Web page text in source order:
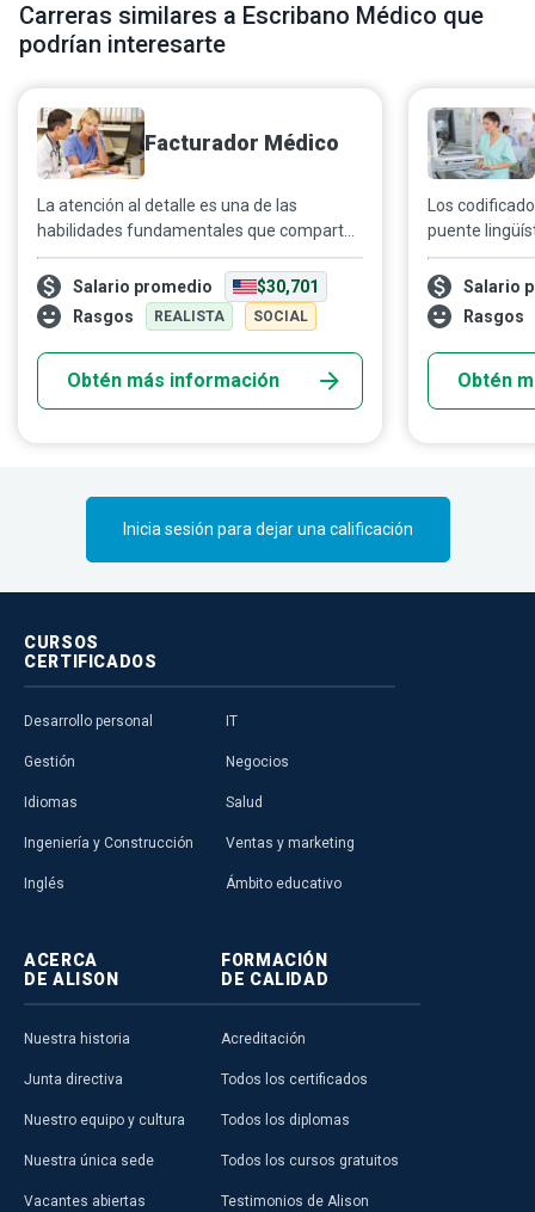
Carreras similares a Escribano Médico que
podrían interesarte
Facturador Médico
La atención al detalle es una de las
habilidades fundamentales que comparten
los profesionales de la salud. Los
facturadores médicos, comprometidos con
simplificar los procedimientos sanitarios
para los pacientes, aplican su experiencia
en sistemas de facturación electrónicos y
en papel para encargarse cuidadosamente
de procesar, presentar y hacer seguimiento
Salario promedio
$30,701
Rasgos
REALISTA SOCIAL
Obtén más información
Los
puente
compañías
alrededor del
los
que las
debidamente
Salario
Rasgos
Obtén
Inicia sesión para dejar una calificación
CURSOS
CERTIFICADOS
Desarrollo personal
Gestión
Idiomas
Ingeniería y Construcción
Inglés
IT
Negocios
Salud
Ventas y marketing
Ámbito educativo
ACERCA
DE ALISON
Nuestra historia
Junta directiva
Nuestro equipo y cultura
Nuestra única sede
Vacantes abiertas
FORMACIÓN
DE CALIDAD
Acreditación
Todos los certificados
Todos los diplomas
Todos los cursos gratuitos
Testimonios de Alison